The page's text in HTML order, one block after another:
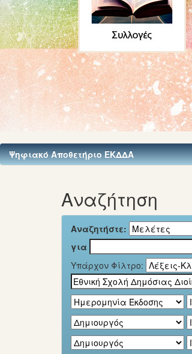
Ψηφιακό Αποθετήριο ΕΚΔΔΑ
Αναζήτηση
Αναζητήστε:
για
Υπάρχον Φίλτρο: